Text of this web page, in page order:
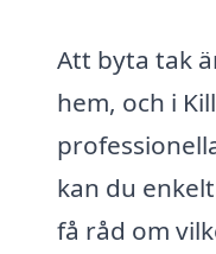
Att byta tak
hem, och i
kan du
få råd om